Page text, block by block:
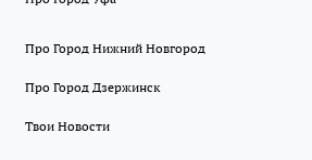
Про Город Нижний Новгород
Про Город Дзержинск
Твои Новости